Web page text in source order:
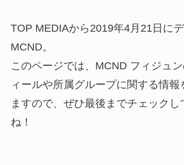
TOP MEDIAから2019年4月21日に
MCND。
このページでは、MCND フィジュ
ィールや所属グループに関する情報
ますので、ぜひ最後までチェックし
ね！